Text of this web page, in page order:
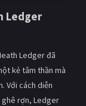
Ledger
Ledger đã
kẻ tâm thần mà
Với cách diễn
ghê rợn, Ledger